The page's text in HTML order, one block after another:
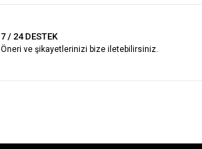
7 / 24 DESTEK
Öneri ve şikayetlerinizi bize iletebilirsiniz.